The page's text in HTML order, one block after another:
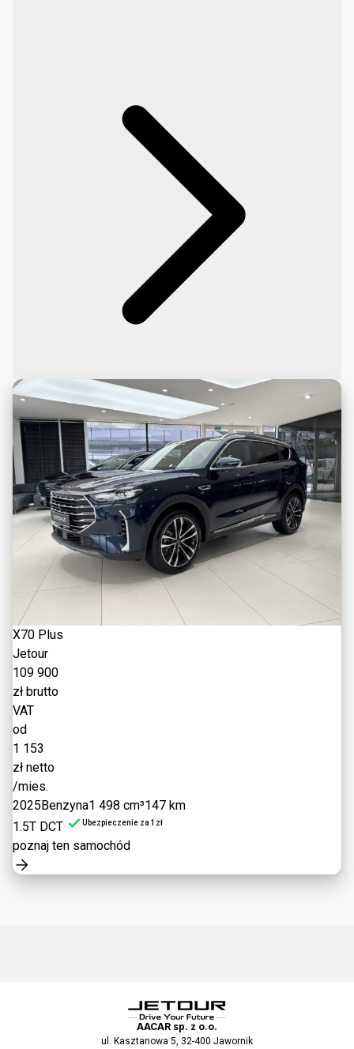
X70 Plus
Jetour
109 900
zł brutto
VAT
od
1 153
zł netto
/mies.
2025Benzyna1 498 cm³147 km
1.5T DCT
Ubezpieczenie za 1zł
poznaj ten samochód
AACAR sp. z o.o.
ul. Kasztanowa 5, 32-400 Jawornik